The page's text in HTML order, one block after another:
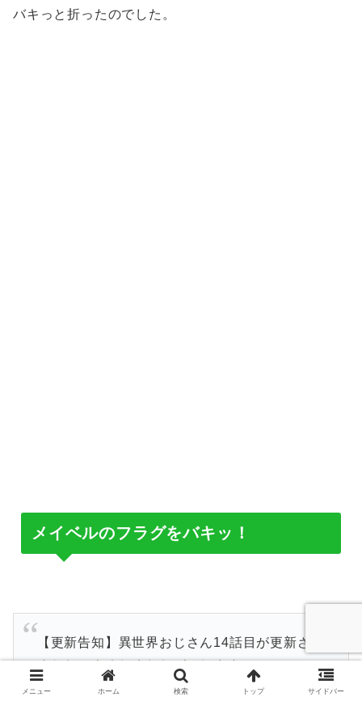
バキっと折ったのでした。
メイベルのフラグをバキッ！
【更新告知】異世界おじさん14話目が更新され
ました！よろしくおねがいします！
https://t.co/UgZzEWo7Gw
メニュー ホーム 検索 トップ サイドバー